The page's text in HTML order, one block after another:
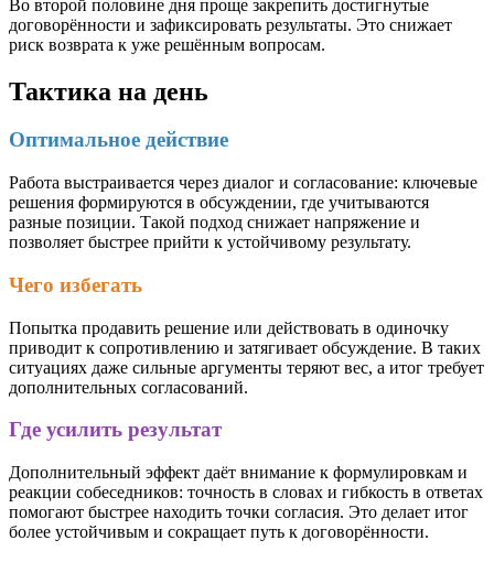
Во второй половине дня проще закрепить достигнутые
договорённости и зафиксировать результаты. Это снижает
риск возврата к уже решённым вопросам.
Тактика на день
Оптимальное действие
Работа выстраивается через диалог и согласование: ключевые
решения формируются в обсуждении, где учитываются
разные позиции. Такой подход снижает напряжение и
позволяет быстрее прийти к устойчивому результату.
Чего избегать
Попытка продавить решение или действовать в одиночку
приводит к сопротивлению и затягивает обсуждение. В таких
ситуациях даже сильные аргументы теряют вес, а итог требует
дополнительных согласований.
Где усилить результат
Дополнительный эффект даёт внимание к формулировкам и
реакции собеседников: точность в словах и гибкость в ответах
помогают быстрее находить точки согласия. Это делает итог
более устойчивым и сокращает путь к договорённости.